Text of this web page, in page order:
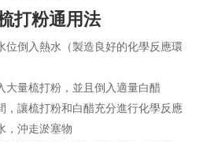
打粉通用法
位倒入熱水（製造良好的化學反應環
大量梳打粉，並且倒入適量白醋
，讓梳打粉和白醋充分進行化學反應
，沖走淤塞物